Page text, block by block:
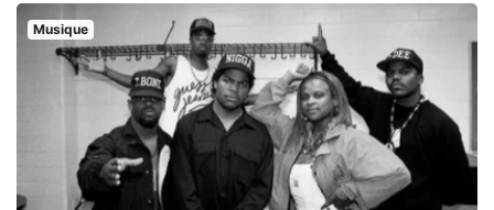
Musique